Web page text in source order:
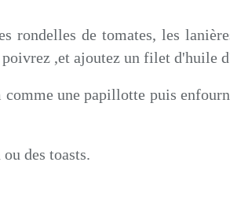
rondelles de tomates, les
poivrez ,et ajoutez un filet d'huile
une papillotte puis
des toasts.